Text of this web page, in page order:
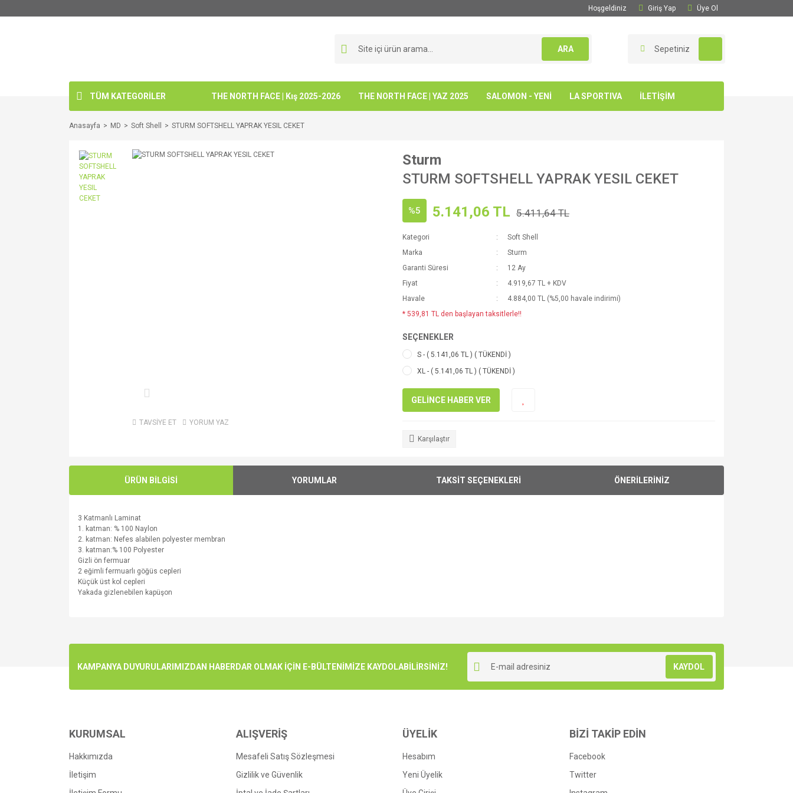
Hoşgeldiniz Giriş Yap Üye Ol
ARA Sepetiniz
TÜM KATEGORİLER THE NORTH FACE | Kış 2025-2026 THE NORTH FACE | YAZ 2025 SALOMON - YENİ LA SPORTIVA İLETİŞİM
Anasayfa MD Soft Shell STURM SOFTSHELL YAPRAK YESIL CEKET
TAVSİYE ET YORUM YAZ
Sturm
STURM SOFTSHELL YAPRAK YESIL CEKET
%5 5.141,06 TL 5.411,64 TL
Kategori
Soft Shell
Marka
Sturm
Garanti Süresi
12 Ay
Fiyat
4.919,67 TL + KDV
Havale
4.884,00 TL (%5,00 havale indirimi)
* 539,81 TL den başlayan taksitlerle!!
SEÇENEKLER
S - ( 5.141,06 TL ) ( TÜKENDİ )
XL - ( 5.141,06 TL ) ( TÜKENDİ )
GELİNCE HABER VER
Karşılaştır
ÜRÜN BİLGİSİ YORUMLAR TAKSİT SEÇENEKLERİ ÖNERİLERİNİZ
3 Katmanlı Laminat
1. katman: % 100 Naylon
2. katman: Nefes alabilen polyester membran
3. katman:% 100 Polyester
Gizli ön fermuar
2 eğimli fermuarlı göğüs cepleri
Küçük üst kol cepleri
Yakada gizlenebilen kapüşon
Ürün resmi kalitesiz, bozuk veya görüntülenemiyor.
Bu ürüne benzer farklı alternatifler olmalı.
KAMPANYA DUYURULARIMIZDAN HABERDAR OLMAK İÇİN E-BÜLTENİMİZE KAYDOLABİLİRSİNİZ! KAYDOL
KURUMSAL
Hakkımızda
İletişim
ALIŞVERİŞ
Mesafeli Satış Sözleşmesi
Gizlilik ve Güvenlik
ÜYELİK
Hesabım
Yeni Üyelik
BİZİ TAKİP EDİN
Facebook
Twitter